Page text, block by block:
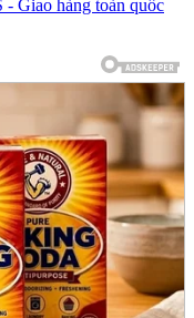
Giao hàng toàn quốc